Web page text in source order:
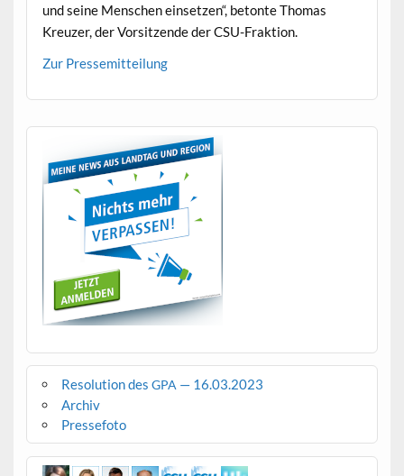
und seine Men­schen ein­set­zen“, betonte Thomas
Kreuzer, der Vor­sitzende der CSU-Fraktion.
Zur Pressemit­teilung
Resolution des GPA — 16.03.2023
Archiv
Pressefoto